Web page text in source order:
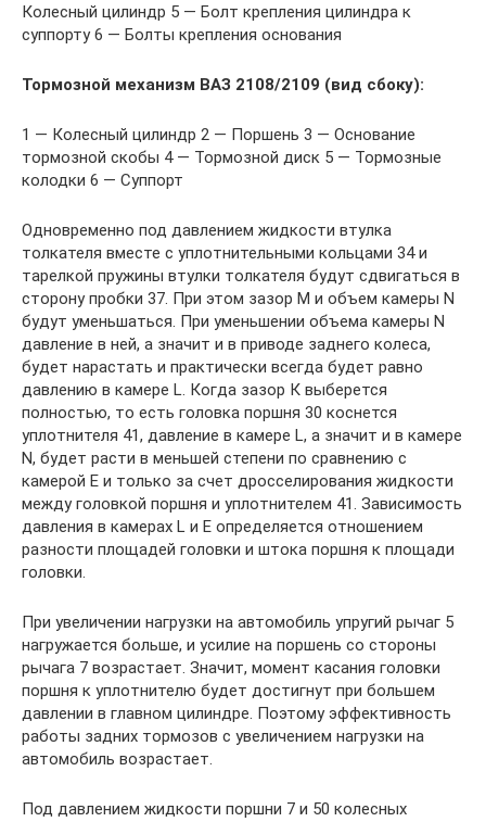
Колесный цилиндр 5 — Болт крепления цилиндра к
суппорту 6 — Болты крепления основания
Тормозной механизм ВАЗ 2108/2109 (вид сбоку):
1 — Колесный цилиндр 2 — Поршень 3 — Основание
тормозной скобы 4 — Тормозной диск 5 — Тормозные
колодки 6 — Суппорт
Одновременно под давлением жидкости втулка
толкателя вместе с уплотнительными кольцами 34 и
тарелкой пружины втулки толкателя будут сдвигаться в
сторону пробки 37. При этом зазор М и объем камеры N
будут уменьшаться. При уменьшении объема камеры N
давление в ней, а значит и в приводе заднего колеса,
будет нарастать и практически всегда будет равно
давлению в камере L. Когда зазор К выберется
полностью, то есть головка поршня 30 коснется
уплотнителя 41, давление в камере L, а значит и в камере
N, будет расти в меньшей степени по сравнению с
камерой Е и только за счет дросселирования жидкости
между головкой поршня и уплотнителем 41. Зависимость
давления в камерах L и Е определяется отношением
разности площадей головки и штока поршня к площади
головки.
При увеличении нагрузки на автомобиль упругий рычаг 5
нагружается больше, и усилие на поршень со стороны
рычага 7 возрастает. Значит, момент касания головки
поршня к уплотнителю будет достигнут при большем
давлении в главном цилиндре. Поэтому эффективность
работы задних тормозов с увеличением нагрузки на
автомобиль возрастает.
Под давлением жидкости поршни 7 и 50 колесных